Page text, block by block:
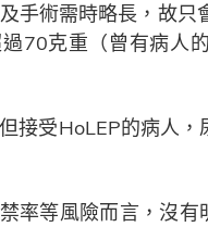
術需時略長，故
70克重（曾有病人
受HoLEP的病人
率等風險而言，沒